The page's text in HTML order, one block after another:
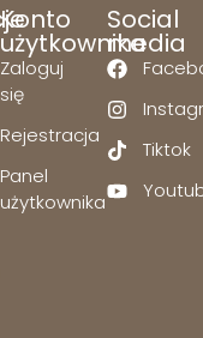
Konto
użytkownika
Zaloguj
się
Rejestracja
Panel
użytkownika
Social
media
Tiktok